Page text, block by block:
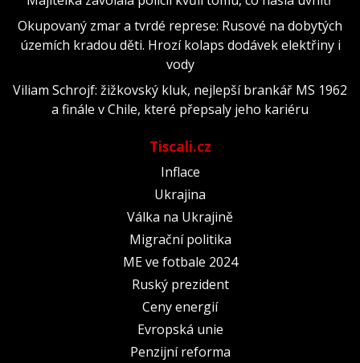
Okupovaný zmar a tvrdé represe: Rusové na dobytých
územích kradou děti. Hrozí kolaps dodávek elektřiny i
vody
Viliam Schrojf: žižkovský kluk, nejlepší brankář MS 1962
a finále v Chile, které přepsaly jeho kariéru
Tiscali.cz
Inflace
Ukrajina
Válka na Ukrajině
Migrační politika
ME ve fotbale 2024
Ruský prezident
Ceny energií
Evropská unie
Penzijní reforma